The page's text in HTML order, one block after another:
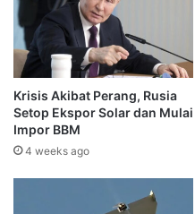
Krisis Akibat Perang, Rusia
Setop Ekspor Solar dan Mulai
Impor BBM
4 weeks ago